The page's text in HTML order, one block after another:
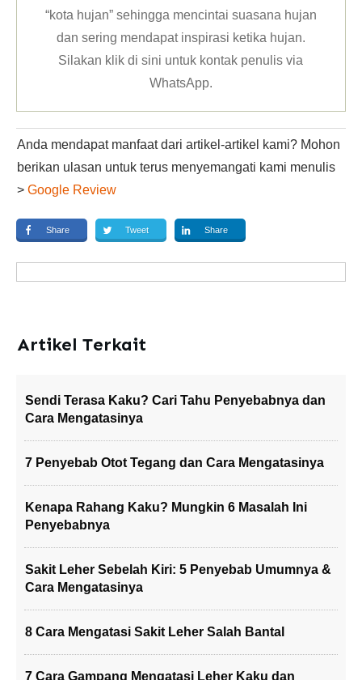
“kota hujan” sehingga mencintai suasana hujan
dan sering mendapat inspirasi ketika hujan.
Silakan klikdi sini untuk kontak penulis via
WhatsApp.
Anda mendapat manfaat dari artikel-artikel kami? Mohon
berikan ulasan untuk terus menyemangati kami menulis
> Google Review
Share Tweet Share
Artikel Terkait
Sendi Terasa Kaku? Cari Tahu Penyebabnya dan
Cara Mengatasinya
7 Penyebab Otot Tegang dan Cara Mengatasinya
Kenapa Rahang Kaku? Mungkin 6 Masalah Ini
Penyebabnya
Sakit Leher Sebelah Kiri: 5 Penyebab Umumnya &
Cara Mengatasinya
8 Cara Mengatasi Sakit Leher Salah Bantal
7 Cara Gampang Mengatasi Leher Kaku dan